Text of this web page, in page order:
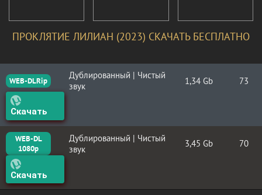
ПРОКЛЯТИЕ ЛИЛИАН (2023) СКАЧАТЬ БЕСПЛАТНО
WEB-DLRip
Дублированный | Чистый
звук
1,34 Gb 73
Скачать
WEB-DL
1080p
Дублированный | Чистый
звук
3,45 Gb 70
Скачать